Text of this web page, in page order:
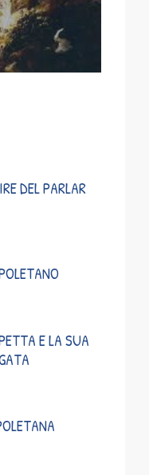
DEL PARLAR
E LA SUA